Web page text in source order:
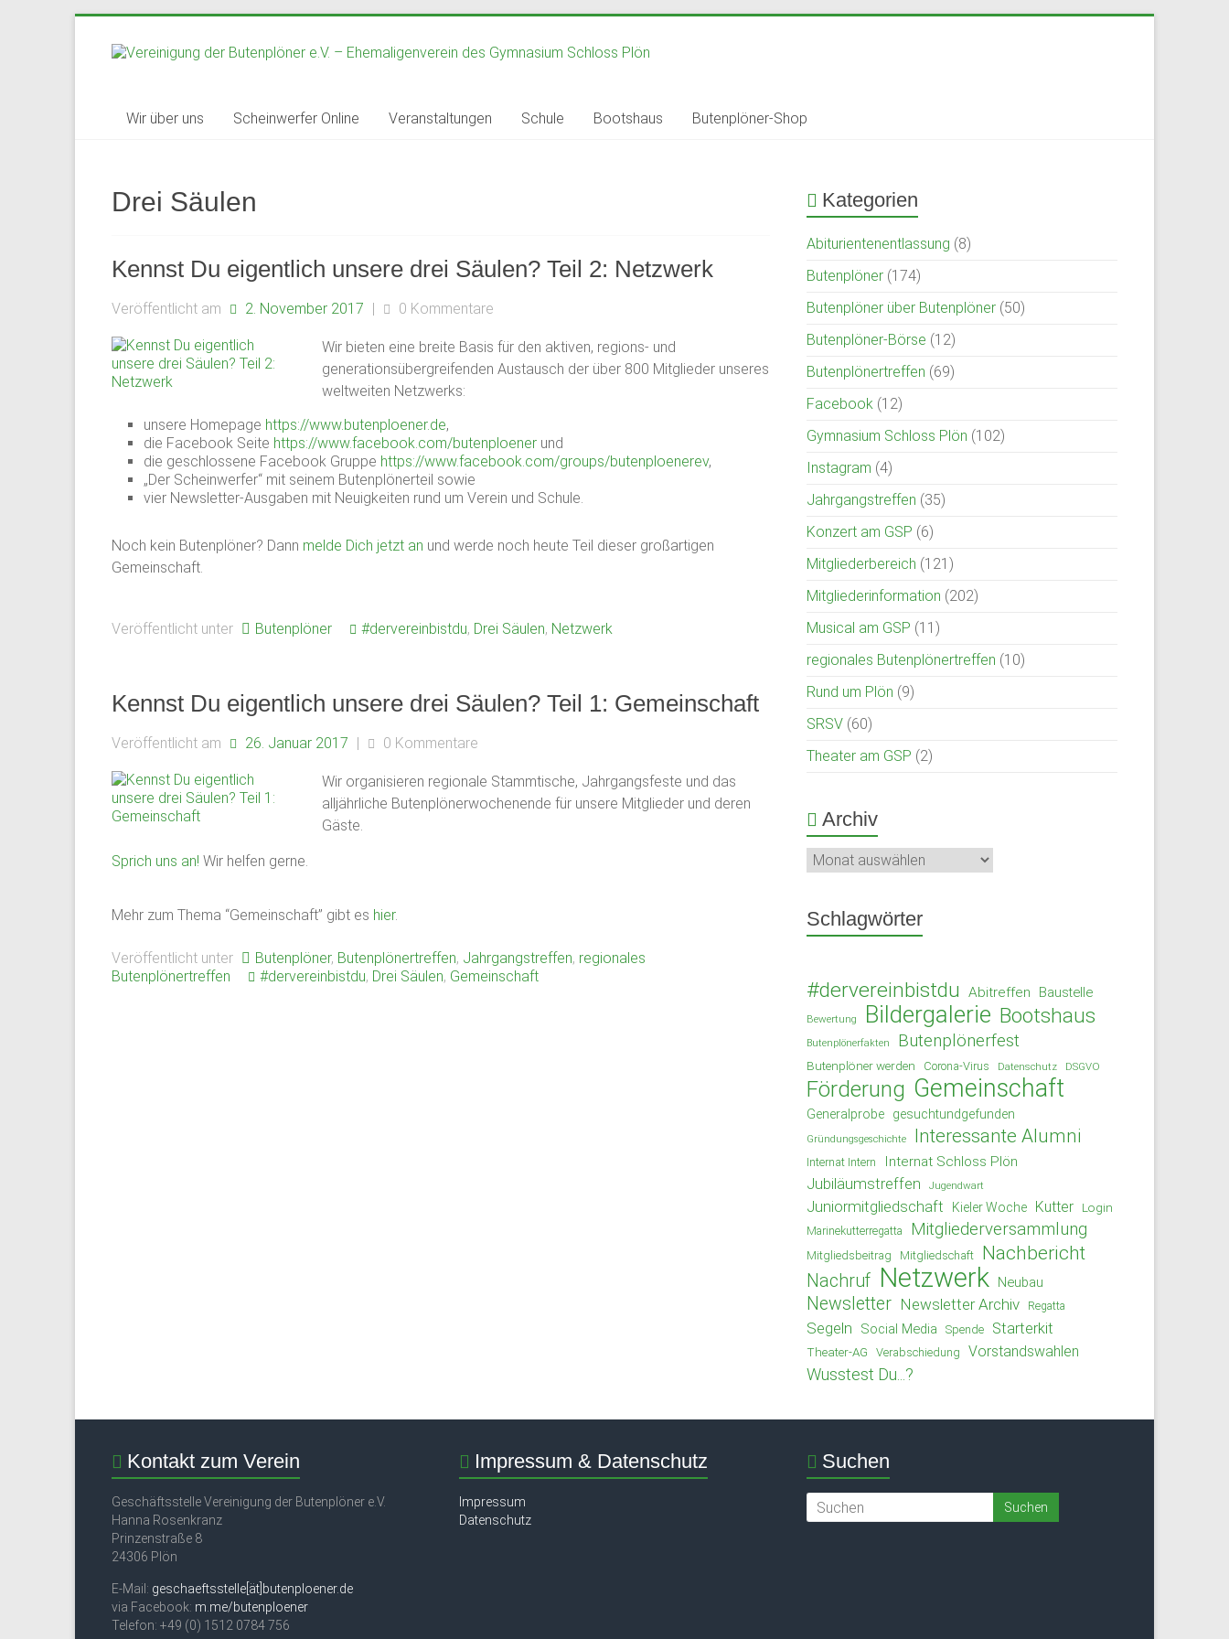
springen
Vereinigung
Butenplöner
–
Ehemaligenverein
des
Gymnasium
Plön
1951
von
Schülern
des
gegründet,
den
Zusammenschluß
ehemaliger
Lehrkräfte
und
Mitarbeiter
Gymnasium
Plön
des
früheren
Wir über uns Scheinwerfer Online Veranstaltungen Schule Bootshaus Butenplöner-Shop
Drei Säulen
Kennst Du eigentlich unsere drei Säulen? Teil 2: Netzwerk
Veröffentlicht am 2. November 2017 | 0 Kommentare
Wir bieten eine breite Basis für den aktiven, regions- und
generationsübergreifenden Austausch der über 800 Mitglieder unseres
weltweiten Netzwerks:
unsere Homepage https://www.butenploener.de,
die Facebook Seite https://www.facebook.com/butenploener und
die geschlossene Facebook Gruppe https://www.facebook.com/groups/butenploenerev,
„Der Scheinwerfer“ mit seinem Butenplönerteil sowie
vier Newsletter-Ausgaben mit Neuigkeiten rund um Verein und Schule.
Noch kein Butenplöner? Dann melde Dich jetzt an und werde noch heute Teil dieser großartigen
Gemeinschaft.
Veröffentlicht unter Butenplöner #dervereinbistdu, Drei Säulen, Netzwerk
Kennst Du eigentlich unsere drei Säulen? Teil 1: Gemeinschaft
Veröffentlicht am 26. Januar 2017 | 0 Kommentare
Wir organisieren regionale Stammtische, Jahrgangsfeste und das
alljährliche Butenplönerwochenende für unsere Mitglieder und deren
Gäste.
Sprich uns an! Wir helfen gerne.
Mehr zum Thema “Gemeinschaft” gibt es hier.
Veröffentlicht unter Butenplöner, Butenplönertreffen, Jahrgangstreffen, regionales
Butenplönertreffen
#dervereinbistdu, Drei Säulen, Gemeinschaft
Kategorien
Abiturientenentlassung (8)
Butenplöner (174)
Butenplöner über Butenplöner (50)
Butenplöner-Börse (12)
Butenplönertreffen (69)
Facebook (12)
Gymnasium Schloss Plön (102)
Instagram (4)
Jahrgangstreffen (35)
Konzert am GSP (6)
Mitgliederbereich (121)
Mitgliederinformation (202)
Musical am GSP (11)
regionales Butenplönertreffen (10)
Rund um Plön (9)
SRSV (60)
Theater am GSP (2)
Archiv
Archiv
Schlagwörter
#dervereinbistdu Abitreffen Baustelle
Bewertung Bildergalerie Bootshaus
Butenplönerfakten Butenplönerfest
Butenplöner werden Corona-Virus Datenschutz DSGVO
Förderung Gemeinschaft
Generalprobe gesuchtundgefunden
Gründungsgeschichte Interessante Alumni
Internat Intern Internat Schloss Plön
Jubiläumstreffen Jugendwart
Juniormitgliedschaft Kieler Woche Kutter Login
Marinekutterregatta Mitgliederversammlung
Mitgliedsbeitrag Mitgliedschaft Nachbericht
Nachruf Netzwerk Neubau
Newsletter Newsletter Archiv Regatta
Segeln Social Media Spende Starterkit
Theater-AG Verabschiedung Vorstandswahlen
Wusstest Du...?
Kontakt zum Verein
Geschäftsstelle Vereinigung der Butenplöner e.V.
Hanna Rosenkranz
Prinzenstraße 8
24306 Plön
E-Mail: geschaeftsstelle[ät]butenploener.de
via Facebook: m.me/butenploener
Telefon: +49 (0) 1512 0784 756
Impressum & Datenschutz
Impressum
Datenschutz
Suchen